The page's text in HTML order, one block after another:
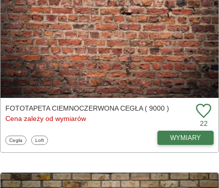
FOTOTAPETA CIEMNOCZERWONA CEGŁA ( 9000 )
Cena zależy od wymiarów
22
Fototapety
Cegła Fototapety
Loft WYMIARY